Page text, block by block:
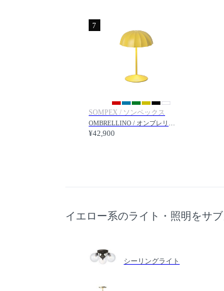
7
SOMPEX / ソンペックス
¥42,900
イエロー系のライト・照明をサ
シーリングライト